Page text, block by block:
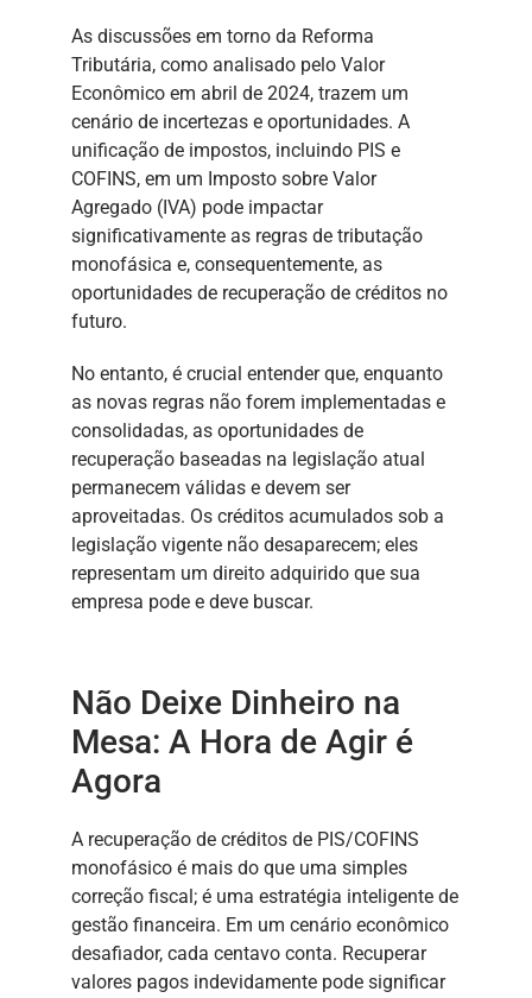
As discussões em torno da Reforma
Tributária, como analisado pelo Valor
Econômico em abril de 2024, trazem um
cenário de incertezas e oportunidades. A
unificação de impostos, incluindo PIS e
COFINS, em um Imposto sobre Valor
Agregado (IVA) pode impactar
significativamente as regras de tributação
monofásica e, consequentemente, as
oportunidades de recuperação de créditos no
futuro.
No entanto, é crucial entender que, enquanto
as novas regras não forem implementadas e
consolidadas, as oportunidades de
recuperação baseadas na legislação atual
permanecem válidas e devem ser
aproveitadas. Os créditos acumulados sob a
legislação vigente não desaparecem; eles
representam um direito adquirido que sua
empresa pode e deve buscar.
Não Deixe Dinheiro na
Mesa: A Hora de Agir é
Agora
A recuperação de créditos de PIS/COFINS
monofásico é mais do que uma simples
correção fiscal; é uma estratégia inteligente de
gestão financeira. Em um cenário econômico
desafiador, cada centavo conta. Recuperar
valores pagos indevidamente pode significar